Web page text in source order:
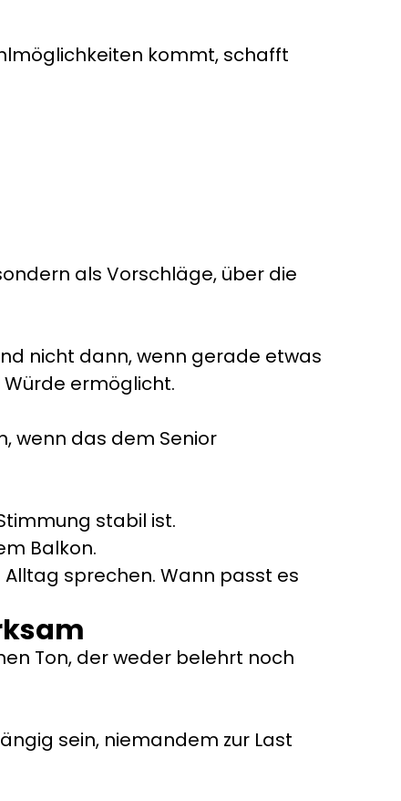
kommt, schafft
als Vorschläge, über die
nicht dann, wenn gerade etwas
ermöglicht.
wenn das dem Senior
stabil ist.
Balkon.
sprechen. Wann passt es
Ton, der weder belehrt noch
sein, niemandem zur Last